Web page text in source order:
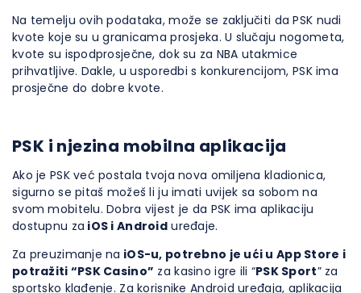
Na temelju ovih podataka, može se zaključiti da PSK nudi
kvote koje su u granicama prosjeka. U slučaju nogometa,
kvote su ispodprosječne, dok su za NBA utakmice
prihvatljive. Dakle, u usporedbi s konkurencijom, PSK ima
prosječne do dobre kvote.
PSK i njezina mobilna aplikacija
Ako je PSK već postala tvoja nova omiljena kladionica,
sigurno se pitaš možeš li ju imati uvijek sa sobom na
svom mobitelu. Dobra vijest je da PSK ima aplikaciju
dostupnu za iOS i Android uređaje.
Za preuzimanje na iOS-u, potrebno je ući u App Store i
potražiti “PSK Casino” za kasino igre ili “PSK Sport” za
sportsko klađenje. Za korisnike Android uređaja, aplikacija